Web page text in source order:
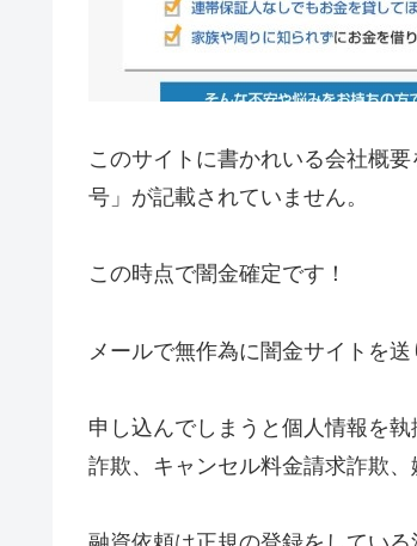
このサイトに書かれいる会社概
号」が記載されていません。
この時点で闇金確定です！
メールで無作為に闇金サイトを送
申し込んでしまうと個人情報を
詐欺、キャンセル料金請求詐欺